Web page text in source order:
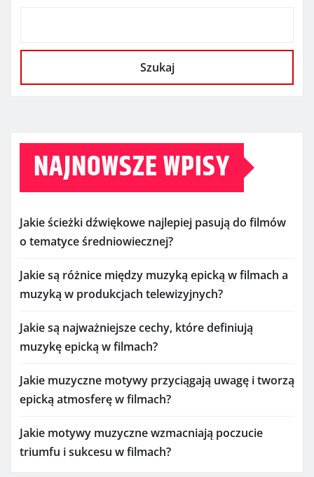
Szukaj
NAJNOWSZE WPISY
Jakie ścieżki dźwiękowe najlepiej pasują do filmów
o tematyce średniowiecznej?
Jakie są różnice między muzyką epicką w filmach a
muzyką w produkcjach telewizyjnych?
Jakie są najważniejsze cechy, które definiują
muzykę epicką w filmach?
Jakie muzyczne motywy przyciągają uwagę i tworzą
epicką atmosferę w filmach?
Jakie motywy muzyczne wzmacniają poczucie
triumfu i sukcesu w filmach?